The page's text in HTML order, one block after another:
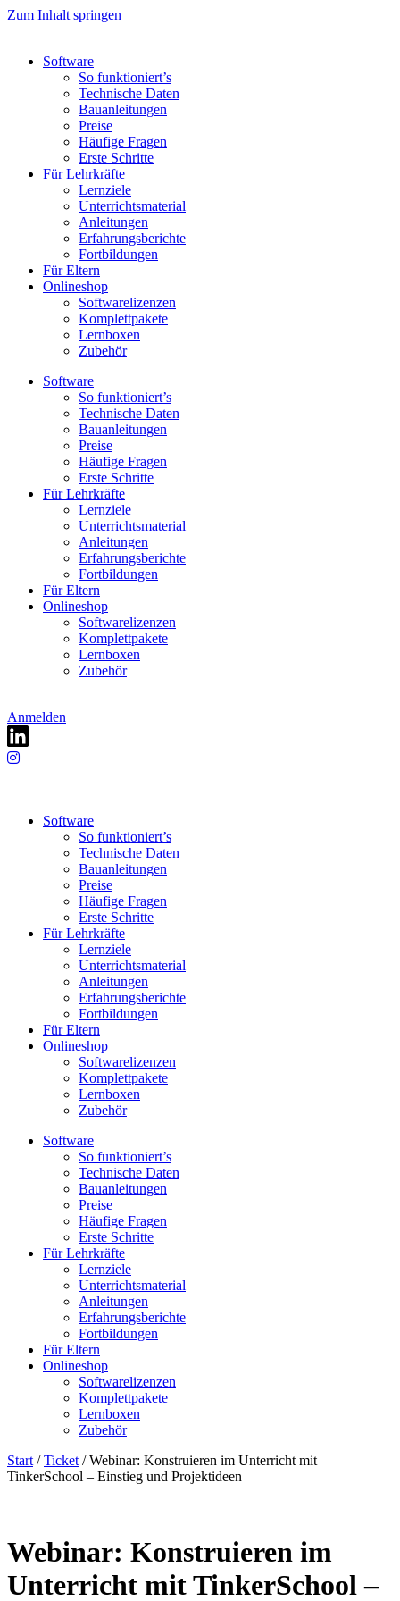
Zum Inhalt springen
Software
So funktioniert’s
Technische Daten
Bauanleitungen
Preise
Häufige Fragen
Erste Schritte
Für Lehrkräfte
Lernziele
Unterrichtsmaterial
Anleitungen
Erfahrungsberichte
Fortbildungen
Für Eltern
Onlineshop
Softwarelizenzen
Komplettpakete
Lernboxen
Zubehör
Software
So funktioniert’s
Technische Daten
Bauanleitungen
Preise
Häufige Fragen
Erste Schritte
Für Lehrkräfte
Lernziele
Unterrichtsmaterial
Anleitungen
Erfahrungsberichte
Fortbildungen
Für Eltern
Onlineshop
Softwarelizenzen
Komplettpakete
Lernboxen
Zubehör
Anmelden
Software
So funktioniert’s
Technische Daten
Bauanleitungen
Preise
Häufige Fragen
Erste Schritte
Für Lehrkräfte
Lernziele
Unterrichtsmaterial
Anleitungen
Erfahrungsberichte
Fortbildungen
Für Eltern
Onlineshop
Softwarelizenzen
Komplettpakete
Lernboxen
Zubehör
Software
So funktioniert’s
Technische Daten
Bauanleitungen
Preise
Häufige Fragen
Erste Schritte
Für Lehrkräfte
Lernziele
Unterrichtsmaterial
Anleitungen
Erfahrungsberichte
Fortbildungen
Für Eltern
Onlineshop
Softwarelizenzen
Komplettpakete
Lernboxen
Zubehör
Start /Ticket / Webinar: Konstruieren im Unterricht mit
TinkerSchool – Einstieg und Projektideen
Webinar: Konstruieren im
Unterricht mit TinkerSchool –